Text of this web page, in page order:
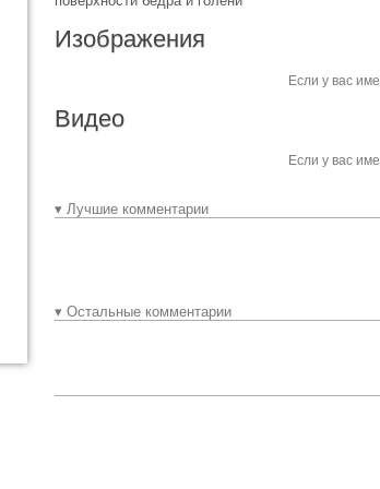
Изображения
Если у вас
Видео
Если у вас
▾ Лучшие комментарии
▾ Остальные комментарии